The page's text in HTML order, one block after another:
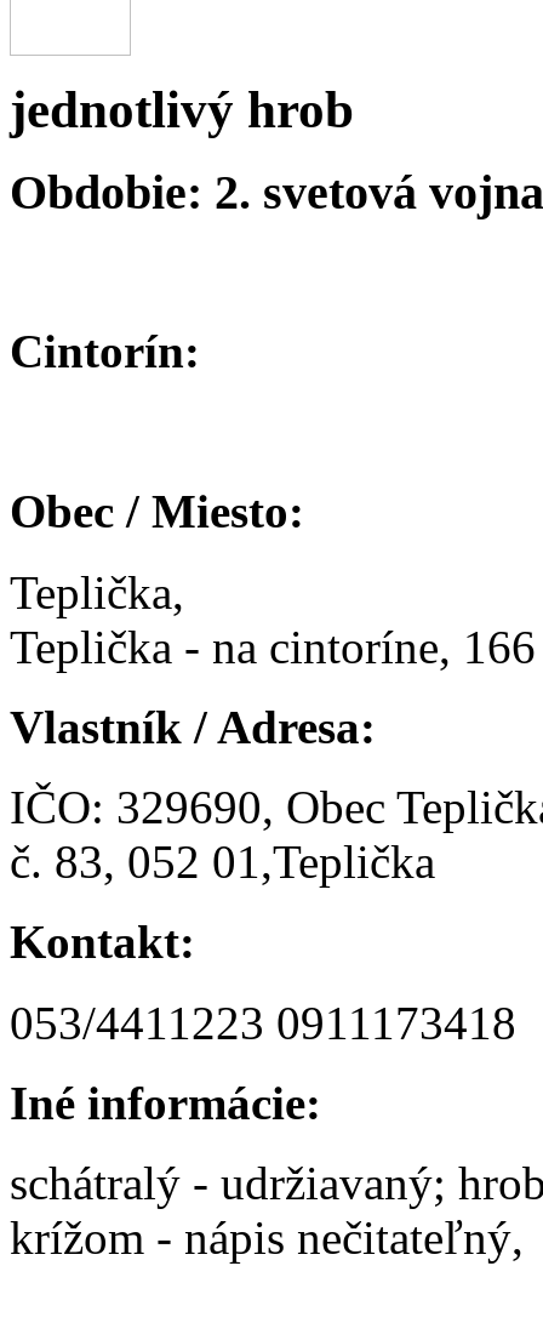
jednotlivý hrob
Obdobie: 2. svetová vojna
Cintorín:
Obec / Miesto:
Teplička,
Teplička - na cintoríne, 166
Vlastník / Adresa:
IČO: 329690, Obec
č. 83, 052 01,Teplička
Kontakt:
053/4411223 0911173418
Iné informácie:
schátralý - udržiavaný;
krížom - nápis nečitateľný,